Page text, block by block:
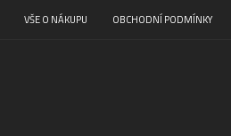
VŠE O NÁKUPU OBCHODNÍ PODMÍNKY